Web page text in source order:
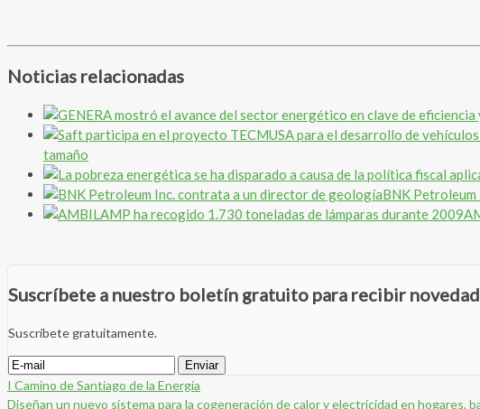
Noticias relacionadas
tamaño
BNK
Suscríbete a nuestro boletín gratuito para recibir
Suscríbete gratuitamente.
I Camino de Santiago de la Energía
Diseñan un nuevo sistema para la cogeneración de calor y electricidad en hogares,